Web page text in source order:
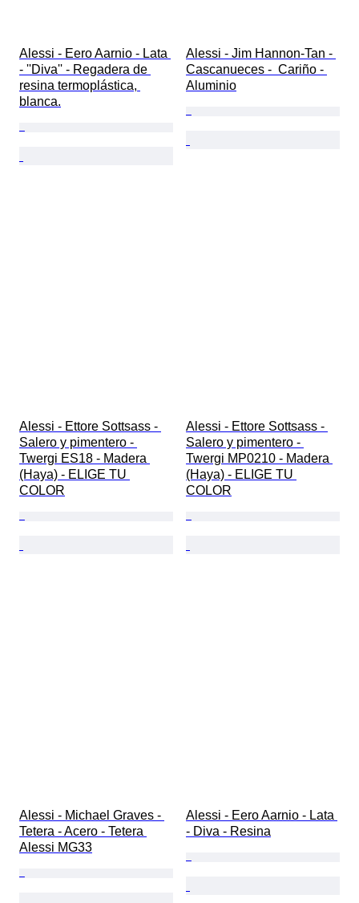
Alessi - Eero Aarnio - Lata
- ''Diva'' - Regadera de
resina termoplástica,
blanca.
Alessi - Jim Hannon-Tan -
Cascanueces -  Cariño -
Aluminio
Alessi - Ettore Sottsass -
Salero y pimentero -
Twergi ES18 - Madera
(Haya) - ELIGE TU
COLOR
Alessi - Ettore Sottsass -
Salero y pimentero -
Twergi MP0210 - Madera
(Haya) - ELIGE TU
COLOR
Alessi - Michael Graves -
Tetera - Acero - Tetera
Alessi MG33
Alessi - Eero Aarnio - Lata
- Diva - Resina